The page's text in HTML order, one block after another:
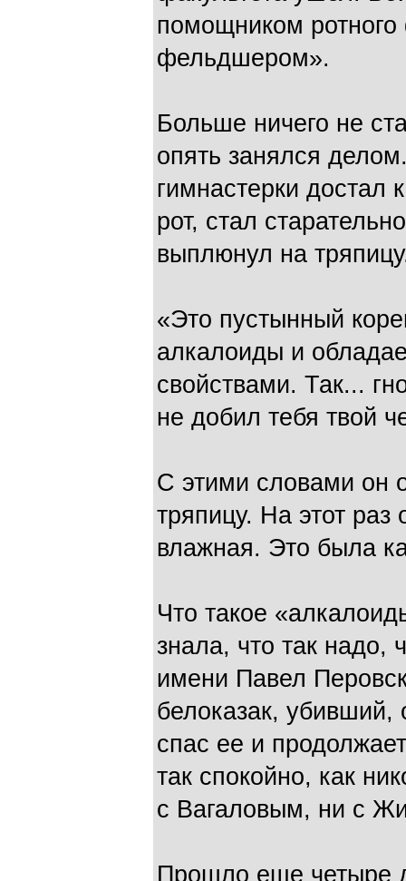
помощником
фельдшером».
Больше ничего не
опять занялся
гимнастерки достал
рот, стал
выплюнул на
«Это пустынный
алкалоиды и
свойствами. Так...
не добил тебя твой
С этими словами он
тряпицу. На этот
влажная. Это была
Что такое
знала, что так надо,
имени Павел
белоказак, убивший,
спас ее и
так спокойно, как
с Вагаловым, ни с
Прошло еще четыре